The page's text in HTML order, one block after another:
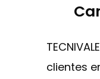
clientes